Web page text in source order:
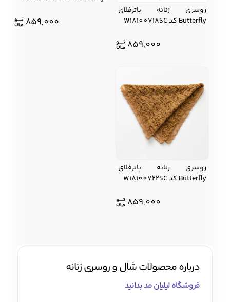
روسری زنانه باترفلای
Butterfly کد W18100718SC
859,000
859,000
روسری زنانه باترفلای
Butterfly کد W18100722SC
859,000
درباره محصولات شال و روسری زنانه
فروشگاه لیلیان مد بدانید